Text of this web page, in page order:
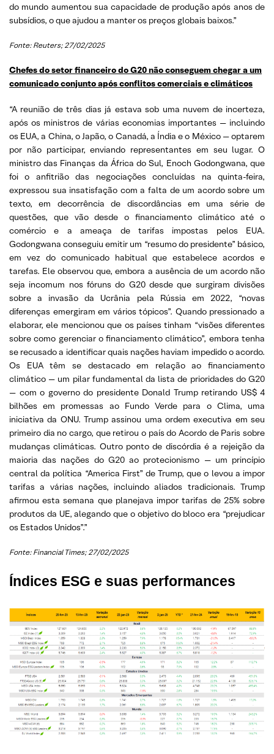
do mundo aumentou sua capacidade de produção após anos de
subsídios, o que ajudou a manter os preços globais baixos.”
Fonte: Reuters; 27/02/2025
Chefes do setor financeiro do G20 não conseguem chegar a um
comunicado conjunto após conflitos comerciais e climáticos
“A reunião de três dias já estava sob uma nuvem de incerteza,
após os ministros de várias economias importantes — incluindo
os EUA, a China, o Japão, o Canadá, a Índia e o México — optarem
por não participar, enviando representantes em seu lugar. O
ministro das Finanças da África do Sul, Enoch Godongwana, que
foi o anfitrião das negociações concluídas na quinta-feira,
expressou sua insatisfação com a falta de um acordo sobre um
texto, em decorrência de discordâncias em uma série de
questões, que vão desde o financiamento climático até o
comércio e a ameaça de tarifas impostas pelos EUA.
Godongwana conseguiu emitir um “resumo do presidente” básico,
em vez do comunicado habitual que estabelece acordos e
tarefas. Ele observou que, embora a ausência de um acordo não
seja incomum nos fóruns do G20 desde que surgiram divisões
sobre a invasão da Ucrânia pela Rússia em 2022, “novas
diferenças emergiram em vários tópicos”. Quando pressionado a
elaborar, ele mencionou que os países tinham “visões diferentes
sobre como gerenciar o financiamento climático”, embora tenha
se recusado a identificar quais nações haviam impedido o acordo.
Os EUA têm se destacado em relação ao financiamento
climático — um pilar fundamental da lista de prioridades do G20
— com o governo do presidente Donald Trump retirando US$ 4
bilhões em promessas ao Fundo Verde para o Clima, uma
iniciativa da ONU. Trump assinou uma ordem executiva em seu
primeiro dia no cargo, que retirou o país do Acordo de Paris sobre
mudanças climáticas. Outro ponto de discórdia é a rejeição da
maioria das nações do G20 ao protecionismo — um princípio
central da política “America First” de Trump, que o levou a impor
tarifas a várias nações, incluindo aliados tradicionais. Trump
afirmou esta semana que planejava impor tarifas de 25% sobre
produtos da UE, alegando que o objetivo do bloco era “prejudicar
os Estados Unidos”.”
Fonte: Financial Times; 27/02/2025
Índices ESG e suas performances